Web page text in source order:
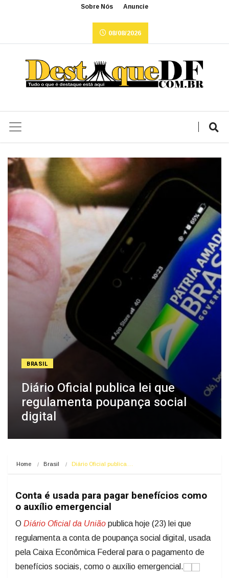
Sobre Nós Anuncie
08/08/2026
BRASIL
Diário Oficial publica lei que
regulamenta poupança social
digital
Home Brasil Diário Oficial publica…
Conta é usada para pagar benefícios como
o auxílio emergencial
O Diário Oficial da União publica hoje (23) lei que
regulamenta a conta de poupança social digital, usada
pela Caixa Econômica Federal para o pagamento de
benefícios sociais, como o auxílio emergencial.